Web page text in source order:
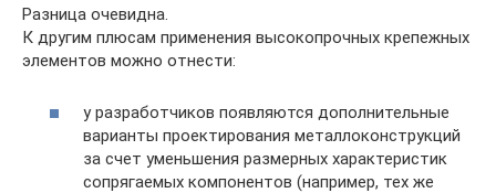
Разница очевидна.
К другим плюсам применения высокопрочных крепежных
элементов можно отнести:
у разработчиков появляются дополнительные
варианты проектирования металлоконструкций
за счет уменьшения размерных характеристик
сопрягаемых компонентов (например, тех же